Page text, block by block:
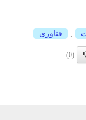
فناوری
(0)